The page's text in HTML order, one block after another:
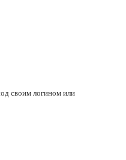
своим логином или